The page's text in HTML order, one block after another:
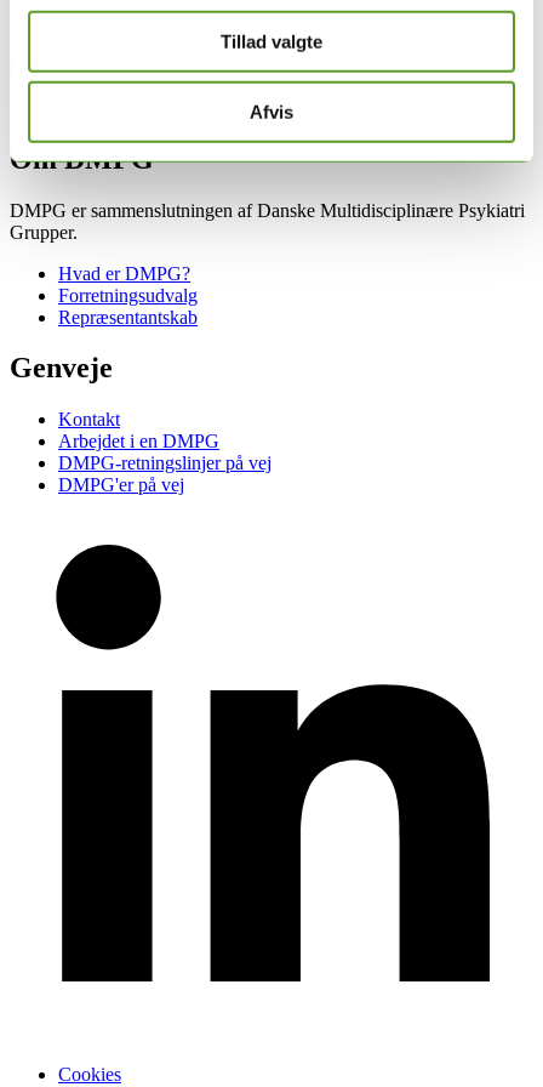
Tillad valgte
Afvis
Om DMPG
DMPG er sammenslutningen af Danske Multidisciplinære Psykiatri
Grupper.
Hvad er DMPG?
Forretningsudvalg
Repræsentantskab
Genveje
Kontakt
Arbejdet i en DMPG
DMPG-retningslinjer på vej
DMPG'er på vej
Cookies